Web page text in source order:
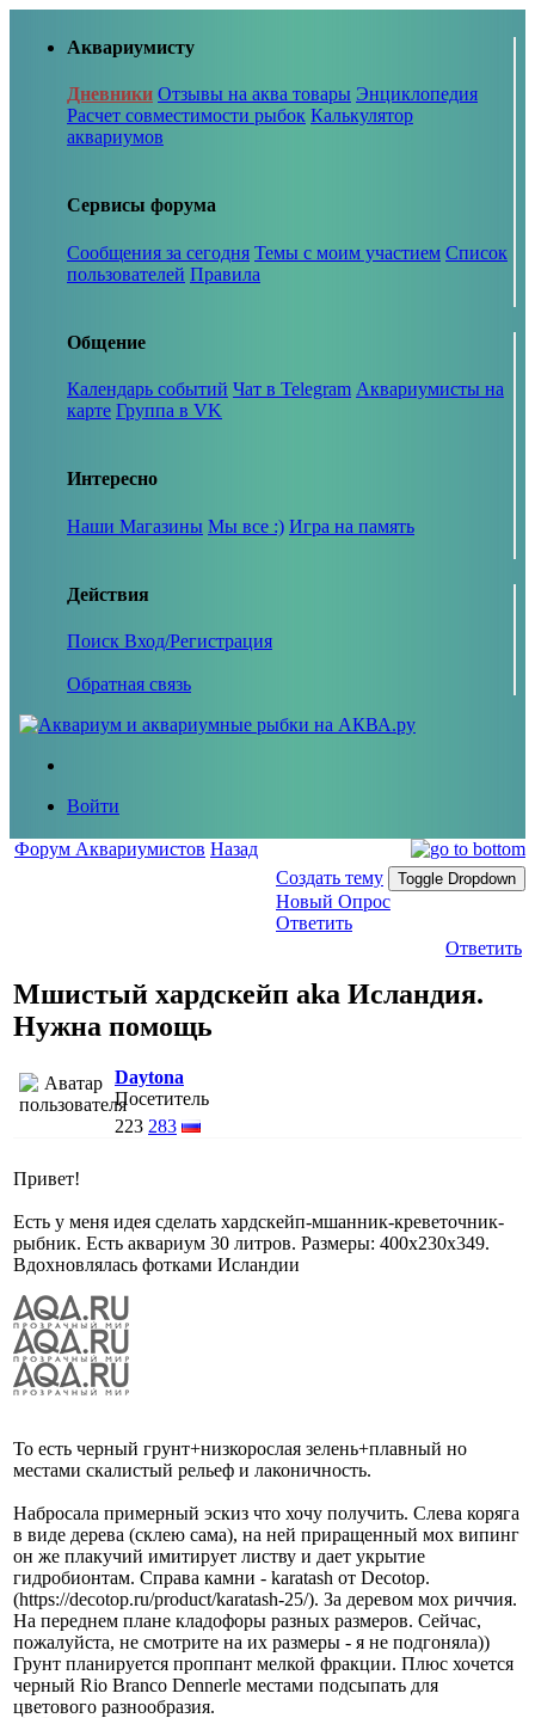
Аквариумисту
Дневники Отзывы на аква товары Энциклопедия
Расчет совместимости рыбок Калькулятор
аквариумов
Сервисы форума
Сообщения за сегодня Темы с моим участием Список
пользователей Правила
Общение
Календарь событий Чат в Telegram Аквариумисты на
карте Группа в VK
Интересно
Наши Магазины Мы все :) Игра на память
Действия
Поиск Вход/Регистрация
Обратная связь
Войти
Форум Аквариумистов Назад
Создать тему
Toggle Dropdown
Новый Опрос
Ответить
Ответить
Мшистый хардскейп aka Исландия.
Нужна помощь
Daytona
Посетитель
223 283
Привет!
Есть у меня идея сделать хардскейп-мшанник-креветочник-
рыбник. Есть аквариум 30 литров. Размеры: 400х230х349.
Вдохновлялась фотками Исландии
То есть черный грунт+низкорослая зелень+плавный но
местами скалистый рельеф и лаконичность.
Набросала примерный эскиз что хочу получить. Слева коряга
в виде дерева (cклею сама), на ней приращенный мох випинг
он же плакучий имитирует листву и дает укрытие
гидробионтам. Справа камни - karatash от Decotop.
(https://decotop.ru/product/karatash-25/). За деревом мох риччия.
На переднем плане кладофоры разных размеров. Сейчас,
пожалуйста, не смотрите на их размеры - я не подгоняла))
Грунт планируется проппант мелкой фракции. Плюс хочется
черный Rio Branco Dennerle местами подсыпать для
цветового разнообразия.